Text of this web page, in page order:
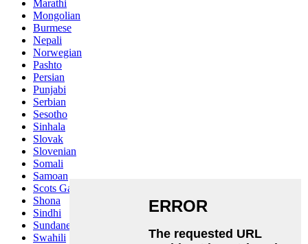
Marathi
Mongolian
Burmese
Nepali
Norwegian
Pashto
Persian
Punjabi
Serbian
Sesotho
Sinhala
Slovak
Slovenian
Somali
Samoan
Scots Gaelic
Shona
Sindhi
Sundanese
Swahili